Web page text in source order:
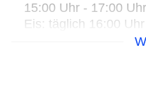
15:00 Uhr - 17:00
Eis: täglich 16:00